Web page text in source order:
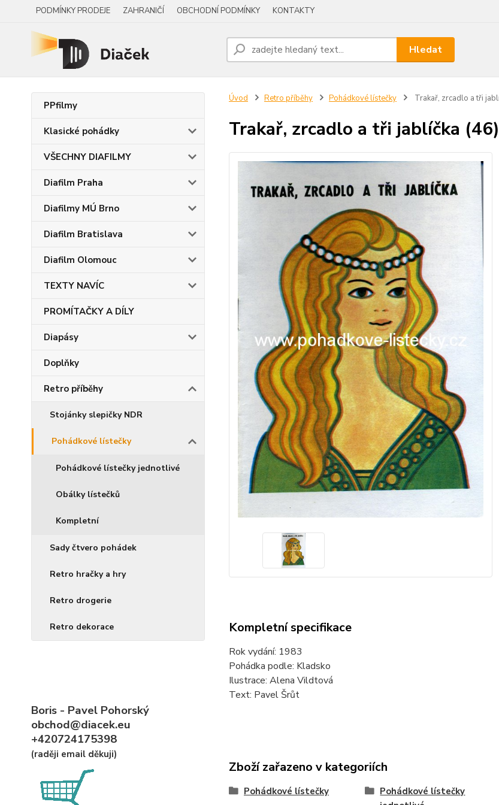
PODMÍNKY PRODEJE ZAHRANIČÍ OBCHODNÍ PODMÍNKY KONTAKTY
Hledat
PPfilmy
Klasické pohádky
VŠECHNY DIAFILMY
Diafilm Praha
Diafilmy MÚ Brno
Diafilm Bratislava
Diafilm Olomouc
TEXTY NAVÍC
PROMÍTAČKY A DÍLY
Diapásy
Doplňky
Retro příběhy
Stojánky slepičky NDR
Pohádkové lístečky
Pohádkové lístečky jednotlivé
Obálky lístečků
Kompletní
Sady čtvero pohádek
Retro hračky a hry
Retro drogerie
Retro dekorace
Boris - Pavel Pohorský
obchod@diacek.eu
+420724175398
(raději email děkuji)
Úvod Retro příběhy Pohádkové lístečky Trakař, zrcadlo a tři
Trakař, zrcadlo a tři jablíčka (46)
Kompletní specifikace
Rok vydání: 1983
Pohádka podle: Kladsko
Ilustrace: Alena Vildtová
Text: Pavel Šrůt
Zboží zařazeno v kategoriích
Pohádkové lístečky
Pohádkové lístečky